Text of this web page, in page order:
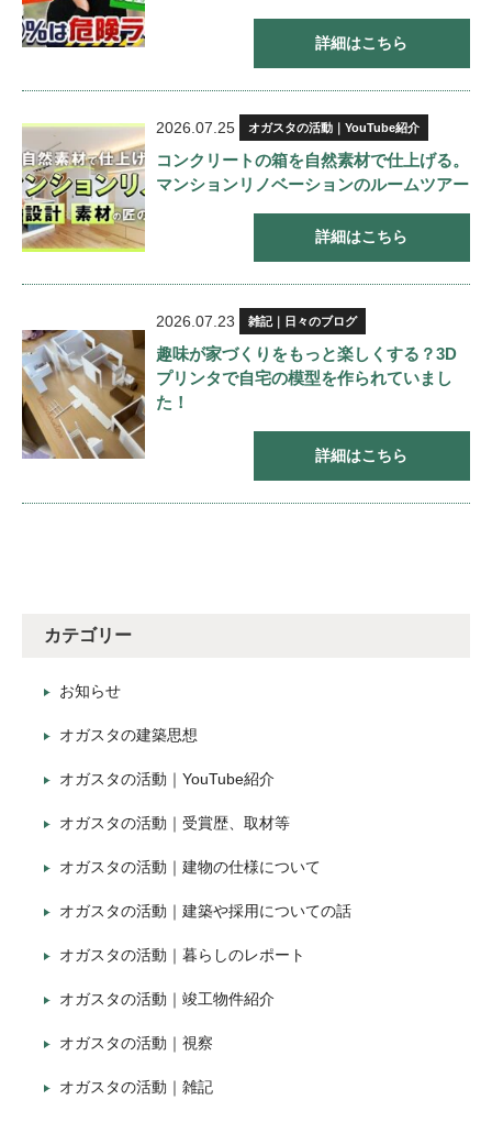
詳細はこちら
2026.07.25 オガスタの活動｜YouTube紹介
コンクリートの箱を自然素材で仕上げる。
マンションリノベーションのルームツアー
詳細はこちら
2026.07.23 雑記｜日々のブログ
趣味が家づくりをもっと楽しくする？3D
プリンタで自宅の模型を作られていまし
た！
詳細はこちら
カテゴリー
お知らせ
オガスタの建築思想
オガスタの活動｜YouTube紹介
オガスタの活動｜受賞歴、取材等
オガスタの活動｜建物の仕様について
オガスタの活動｜建築や採用についての話
オガスタの活動｜暮らしのレポート
オガスタの活動｜竣工物件紹介
オガスタの活動｜視察
オガスタの活動｜雑記